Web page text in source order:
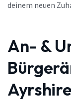
deinem neuen
An- &